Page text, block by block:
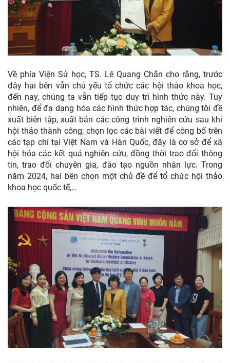
Về phía Viện Sử học, TS. Lê Quang Chắn cho rằng, trước
đây hai bên vẫn chủ yếu tổ chức các hội thảo khoa học,
đến nay, chúng ta vẫn tiếp tục duy trì hình thức này. Tuy
nhiên, để đa dạng hóa các hình thức hợp tác, chúng tôi đề
xuất biên tập, xuất bản các công trình nghiên cứu sau khi
hội thảo thành công; chọn lọc các bài viết để công bố trên
các tạp chí tại Việt Nam và Hàn Quốc, đây là cơ sở để xã
hội hóa các kết quả nghiên cứu, đồng thời trao đổi thông
tin, trao đổi chuyên gia, đào tạo nguồn nhân lực. Trong
năm 2024, hai bên chọn một chủ đề để tổ chức hội thảo
khoa học quốc tế,…